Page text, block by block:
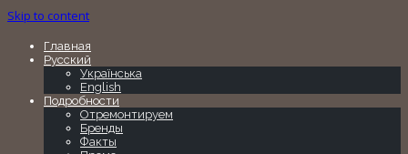
Skip to content
Главная
Русский
Українська
English
Подробности
Отремонтируем
Бренды
Факты